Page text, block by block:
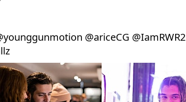
@ariceCG @IamRWR2